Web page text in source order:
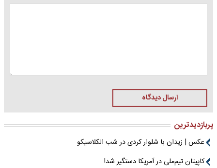
ارسال دیدگاه
پربازدیدترین
عکس | زیدان با شلوار کردی در شب الکلاسیکو
کاپیتان تیم‌ملی در آمریکا دستگیر شد!